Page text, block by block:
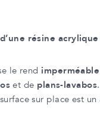
résine
le rend imperméable
et de plans-lavabos
sur place est